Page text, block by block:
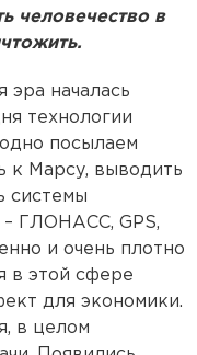
человечество в
эра началась
технологии
посылаем
к Марсу, выводить
системы
– ГЛОНАСС, GPS,
и очень плотно
в этой сфере
для экономики.
в целом